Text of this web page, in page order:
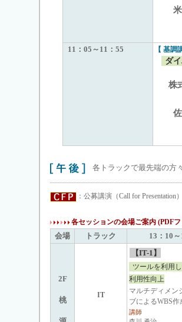
米
11：05～11：55 【 基調
ダ
株
佐
各トラックで最先端の方
：公募講演（Call for Presentation）
各セッションの会場ご案内 (PDF
会場 トラック 13：10
2F
桃
IT
【IT-1】
ツールを利用
利用性向上
マルチディメン
ブによるWBS作
講師